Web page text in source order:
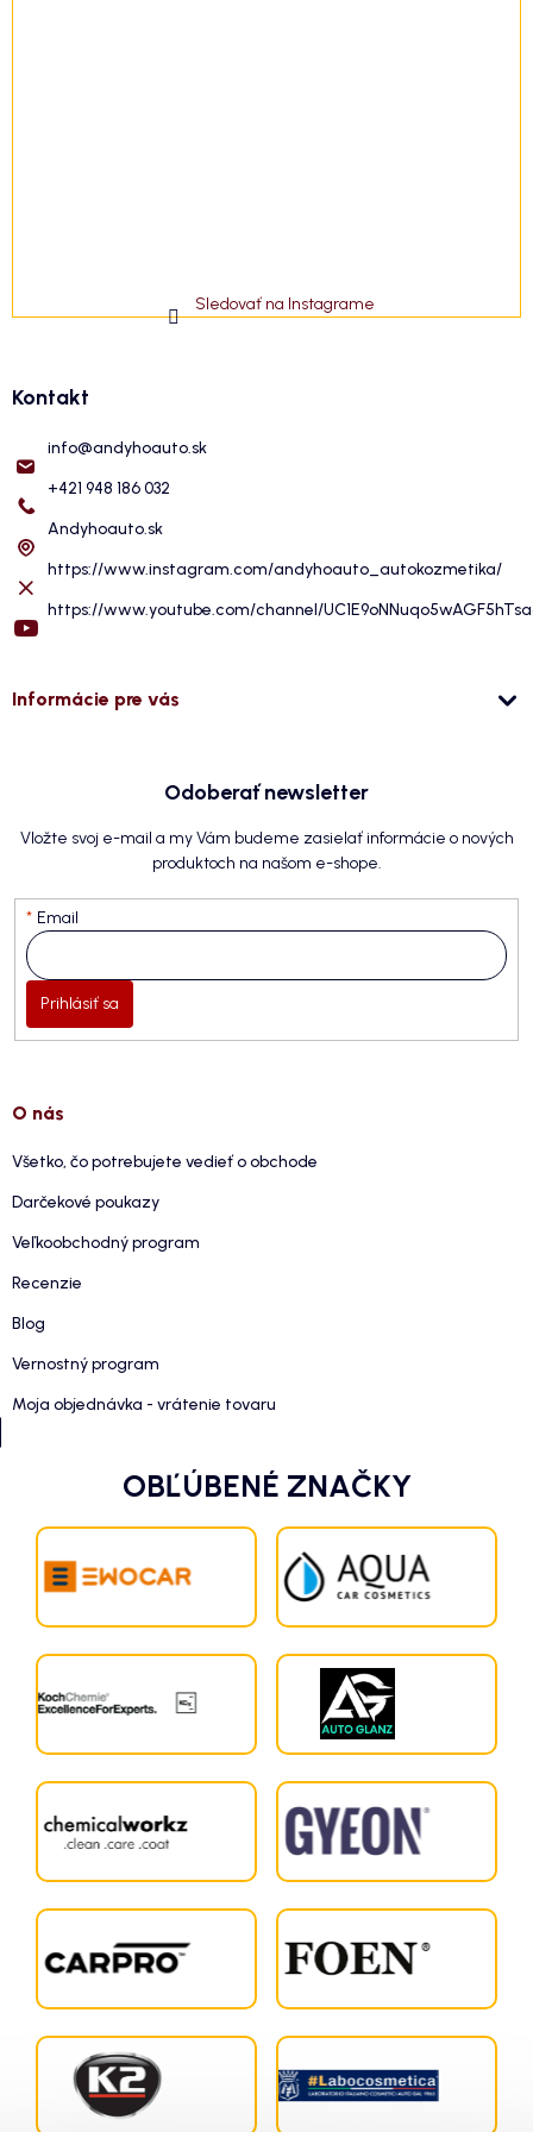
Sledovať na Instagrame
Kontakt
info@andyhoauto.sk
+421 948 186 032
Andyhoauto.sk
https://www.instagram.com/andyhoauto_autokozmetika/
https://www.youtube.com/channel/
Informácie pre vás
Odoberať newsletter
Vložte svoj e-mail a my Vám budeme zasielať informácie o nových
produktoch na našom e-shope.
Email
Prihlásiť sa
O nás
Všetko, čo potrebujete vedieť o obchode
Darčekové poukazy
Veľkoobchodný program
Recenzie
Blog
Vernostný program
Moja objednávka - vrátenie tovaru
OBĽÚBENÉ ZNAČKY